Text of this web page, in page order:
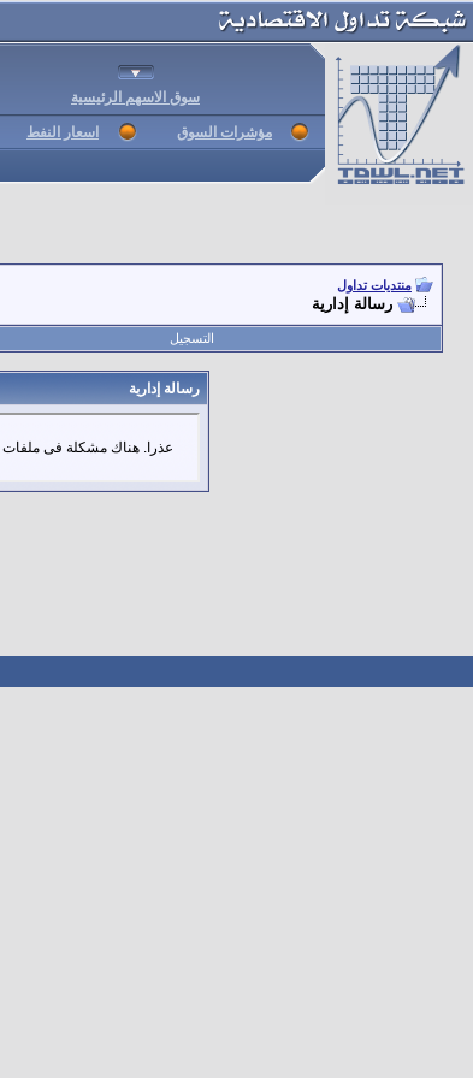
سوق الاسهم الرئيسية
مؤشرات السوق اسعار النفط
منتديات تداول
رسالة إدارية
التسجيل
رسالة إدارية
عذرا. هناك مشكلة فى ملفات